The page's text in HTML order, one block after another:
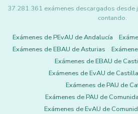
37.281.361 exámenes descargados desde
contando.
Exámenes de PEvAU de Andalucía
Exámenes de EBAU de Asturias
Exámenes de EBAU de
Exámenes de EvAU de
Exámenes de PAU de
Exámenes de PAU de
Exámenes de EvAU de